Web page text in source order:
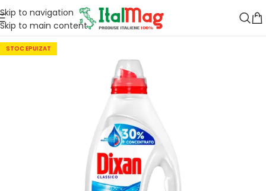
Skip to navigation
Skip to main content
STOC EPUIZAT